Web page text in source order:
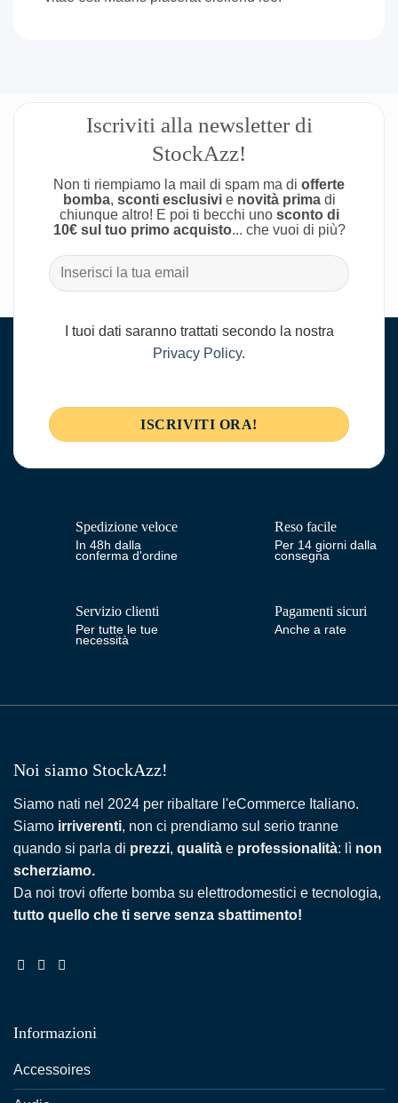
Iscriviti alla newsletter di
StockAzz!
Non ti riempiamo la mail di spam ma di offerte
bomba, sconti esclusivie novità primadi
chiunque altro! E poi ti becchi uno sconto di
10€ sul tuo primo acquisto... che vuoi di più?
I tuoi dati saranno trattati secondo la nostra
Privacy Policy.
Spedizione veloce
In 48h dalla
conferma d'ordine
Reso facile
Per 14 giorni dalla
consegna
Servizio clienti
Per tutte le tue
necessità
Pagamenti sicuri
Anche a rate
Noi siamo StockAzz!
Siamo nati nel 2024 per ribaltare l'eCommerce Italiano.
Siamo irriverenti, non ci prendiamo sul serio tranne
quando si parla di prezzi, qualità e professionalità: lì non
scherziamo.
Da noi trovi offerte bomba su elettrodomestici e tecnologia,
tutto quello che ti serve senza sbattimento!
Informazioni
Accessoires